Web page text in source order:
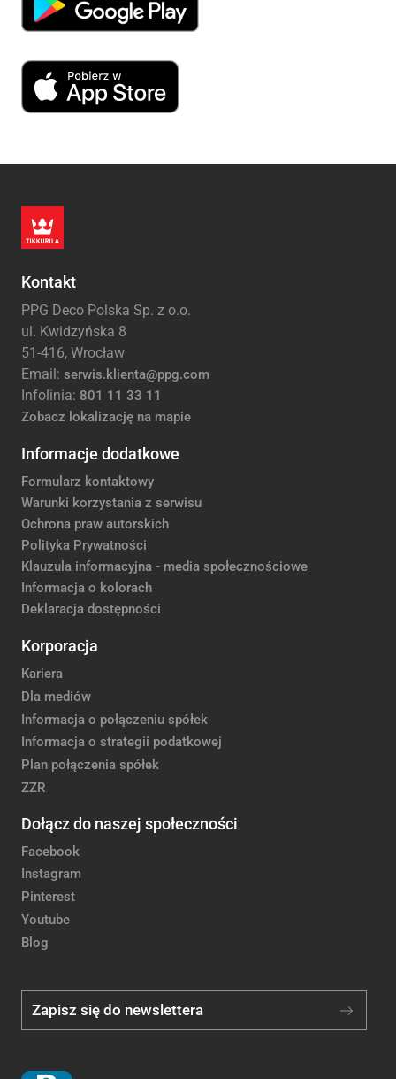
Kontakt
PPG Deco Polska Sp. z o.o.
ul. Kwidzyńska 8
51-416, Wrocław
Email: serwis.klienta@ppg.com
Infolinia: 801 11 33 11
Zobacz lokalizację na mapie
Informacje dodatkowe
Formularz kontaktowy
Warunki korzystania z serwisu
Ochrona praw autorskich
Polityka Prywatności
Klauzula informacyjna - media społecznościowe
Informacja o kolorach
Deklaracja dostępności
Korporacja
Kariera
Dla mediów
Informacja o połączeniu spółek
Informacja o strategii podatkowej
Plan połączenia spółek
ZZR
Dołącz do naszej społeczności
Facebook
Instagram
Pinterest
Youtube
Blog
Zapisz się do newslettera